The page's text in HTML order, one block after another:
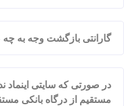
گارانتی بازگشت وجه به
در صورتی که سایتی اینماد
مستقیم از درگاه بانکی